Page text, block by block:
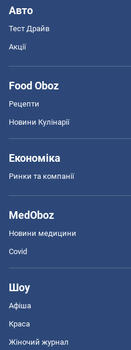
Авто
Тест Драйв
Акції
Food Oboz
Рецепти
Новини Кулінарії
Економіка
Ринки та компанії
MedOboz
Новини медицини
Covid
Шоу
Афіша
Краса
Жіночий журнал